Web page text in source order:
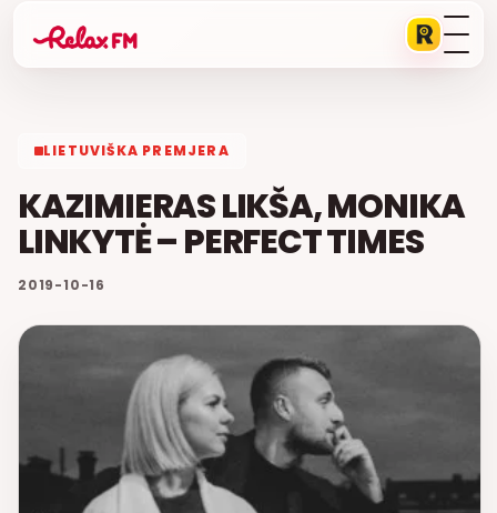
LIETUVIŠKA PREMJERA
KAZIMIERAS LIKŠA, MONIKA
LINKYTĖ – PERFECT TIMES
2019-10-16